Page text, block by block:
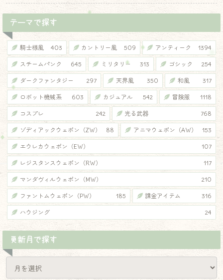
テーマで探す
騎士様風 403 カントリー風 509 アンティーク 1394
スチームパンク 645 ミリタリー 313 ゴシック 254
ダークファンタジー 297 天界風 350 和風 317
ロボット機械系 603 カジュアル 542 冒険服 1118
コスプレ 242 光る武器 768
ゾディアックウェポン（ZW） 88 アニマウェポン（AW） 153
エウレカウェポン（EW） 107
レジスタンスウェポン（RW） 117
マンダヴィルウェポン（MW） 210
ファントムウェポン（PW） 185 課金アイテム 316
ハウジング 24
更新月で探す